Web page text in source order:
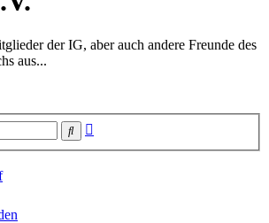
der IG, aber auch andere Freunde des
aus...
Suche